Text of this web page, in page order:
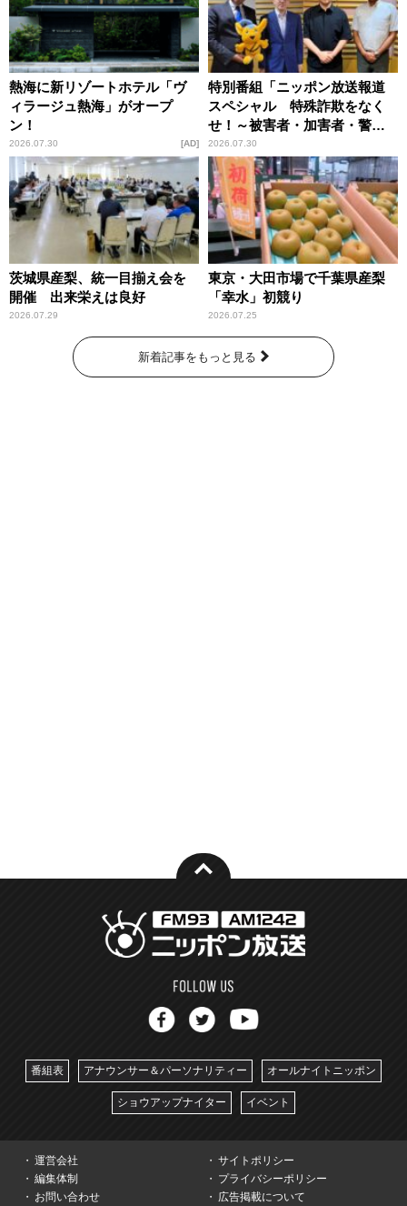
熱海に新リゾートホテル「ヴ
ィラージュ熱海」がオープ
ン！
2026.07.30 AD
特別番組「ニッポン放送報道
スペシャル 特殊詐欺をなく
せ！～被害者・加害者・警視
庁が語るトクリュウの実態
～」放送
2026.07.30
茨城県産梨、統一目揃え会を
開催 出来栄えは良好
2026.07.29
東京・大田市場で千葉県産梨
「幸水」初競り
2026.07.25
新着記事をもっと見る
番組表 アナウンサー＆パーソナリティー オールナイトニッポン
ショウアップナイター イベント
運営会社
サイトポリシー
編集体制
プライバシーポリシー
お問い合わせ
広告掲載について